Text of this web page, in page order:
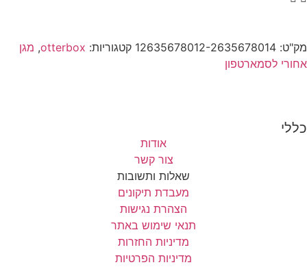
מק"ט: 12635678012-2635678014 קטגוריות: otterbox
, מגן
אחורי לסמארטפון
כללי
אודות
צור קשר
שאלות ותשובות
מעבדת תיקונים
הצהרת נגישות
תנאי שימוש באתר
מדיניות החזרות
מדיניות הפרטיות